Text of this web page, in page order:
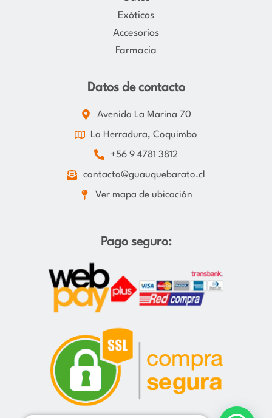
Exóticos
Accesorios
Farmacia
Datos de contacto
Avenida La Marina 70
La Herradura, Coquimbo
+56 9 4781 3812
contacto@guauquebarato.cl
Ver mapa de ubicación
Pago seguro: